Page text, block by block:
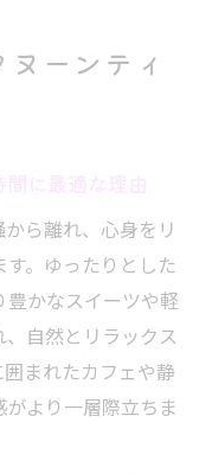
ーンティ
ら離れ、心身をリ
。ゆったりとした
かなスイーツや軽
自然とリラックス
まれたカフェや静
より一層際立ちま